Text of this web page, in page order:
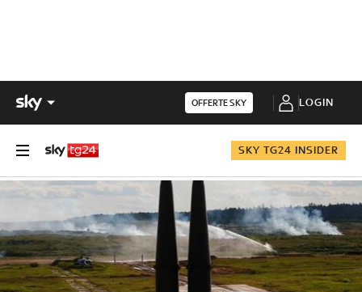
OFFERTE SKY LOGIN
SKY TG24 INSIDER